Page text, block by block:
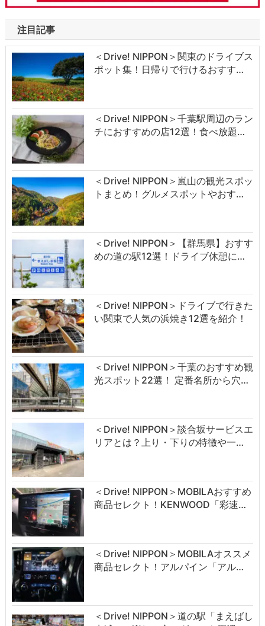
注目記事
＜Drive! NIPPON＞関東のドライブス
ポット集！日帰りで行けるおすす…
＜Drive! NIPPON＞千葉駅周辺のラン
チにおすすめの店12選！食べ放題…
＜Drive! NIPPON＞嵐山の観光スポッ
トまとめ！グルメスポットやおす…
＜Drive! NIPPON＞【群馬県】おすす
めの道の駅12選！ドライブ休憩に…
＜Drive! NIPPON＞ドライブで行きた
い関東で人気の浜焼き12選を紹介！
＜Drive! NIPPON＞千葉のおすすめ観
光スポット22選！ 定番名所から穴…
＜Drive! NIPPON＞談合坂サービスエ
リアとは？上り・下りの特徴や一…
＜Drive! NIPPON＞MOBILAおすすめ
商品セレクト！KENWOOD「彩速…
＜Drive! NIPPON＞MOBILAオススメ
商品セレクト！アルパイン「アル…
＜Drive! NIPPON＞道の駅「まえばし